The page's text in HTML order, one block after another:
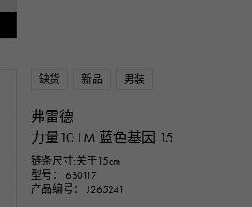
缺货 新品 男装
弗雷德
力量10 LM 蓝色基因 15
链条尺寸:关于15cm
型号： 6B0117
产品编号： J265241